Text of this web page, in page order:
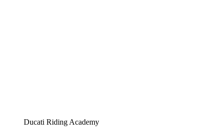
Ducati Riding Academy